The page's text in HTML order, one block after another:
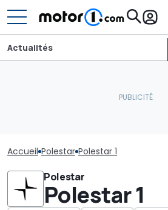
Actualités
Accueil Polestar Polestar 1
Polestar
Polestar 1